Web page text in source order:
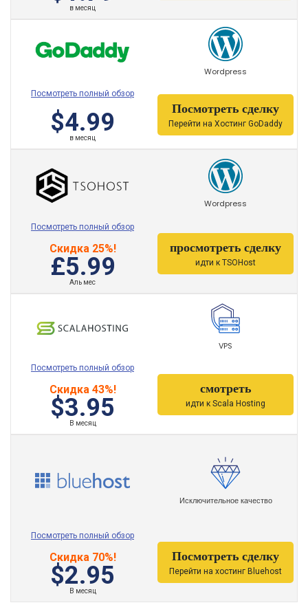
работе сайта. Лучшая оптимизация для приложений,
экономия на хранении и, конечно, более низкие
цены.
в месяц
Wordpress
Посмотреть полный обзор
$4.99
в месяц
Посмотреть сделку
Перейти на Хостинг GoDaddy
Wordpress
Посмотреть полный обзор
Скидка 25%!
£5.99
Аль мес
просмотреть сделку
идти к TSOHost
VPS
Посмотреть полный обзор
Скидка 43%!
$3.95
В месяц
смотреть
идти к Scala Hosting
Исключительное качество
Посмотреть полный обзор
Скидка 70%!
$2.95
В месяц
Посмотреть сделку
Перейти на хостинг Bluehost